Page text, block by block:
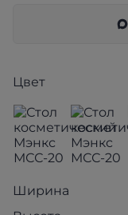
Цвет
Ширина